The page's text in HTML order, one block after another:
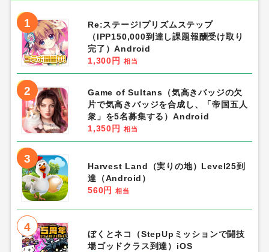
1
Re:ステージ!プリズムステップ
（IPP150,000到達し課題報酬受け取り
完了）Android
1,300円
相当
2
Game of Sultans（気高きバッジの欠
片で気高きバッジを合成し、「帝国五人
衆」を5名募集する）Android
1,350円
相当
3
Harvest Land（実りの地）Level25到
達（Android）
560円
相当
4
ぼくとネコ（StepUpミッションで闘技
場ゴッドクラス到達）iOS